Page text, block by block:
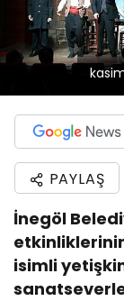
PAYLAŞ
İnegöl
isimli